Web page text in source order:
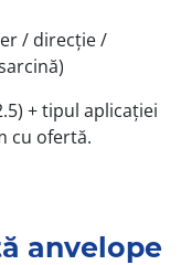
/ direcție /
+ tipul aplicației
cu ofertă.
anvelope